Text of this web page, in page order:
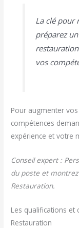
La clé pour
préparez
vos
Pour augmenter
compétences
expérience et votre
Conseil expert :
du poste et
Restauration.
Les qualifications et
Restauration